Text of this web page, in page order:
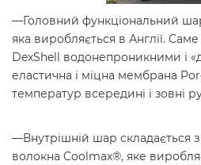
—Головний функціональний
яка виробляється в Англії.
DexShell водонепроникними і
еластична і міцна мембрана
температур всередині і зовні
—Внутрішній шар складається
волокна Coolmax®, яке